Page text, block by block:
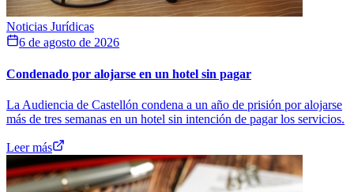
Noticias Jurídicas
6 de agosto de 2026
Condenado por alojarse en un hotel sin pagar
La Audiencia de Castellón condena a un año de prisión por alojarse
más de tres semanas en un hotel sin intención de pagar los servicios.
Leer más